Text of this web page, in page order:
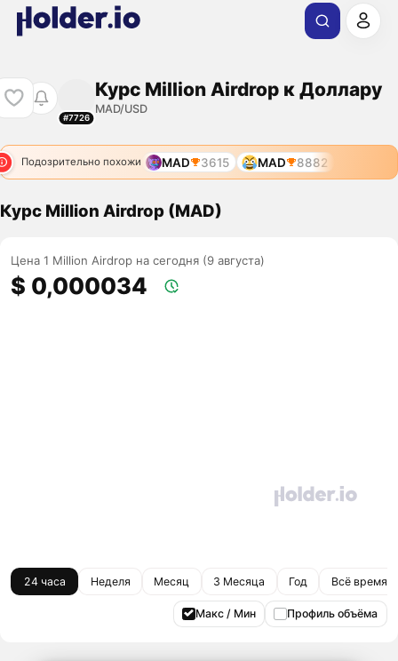
#7726
Курс Million Airdrop к Доллару
MAD/USD
Подозрительно похожи MAD 3615 MAD 8882
Курс Million Airdrop (MAD)
Цена 1 Million Airdrop на сегодня (9 августа)
$ 0,000034
24 часа Неделя Месяц 3 Месяца Год Всё время
Макс / Мин Профиль объёма